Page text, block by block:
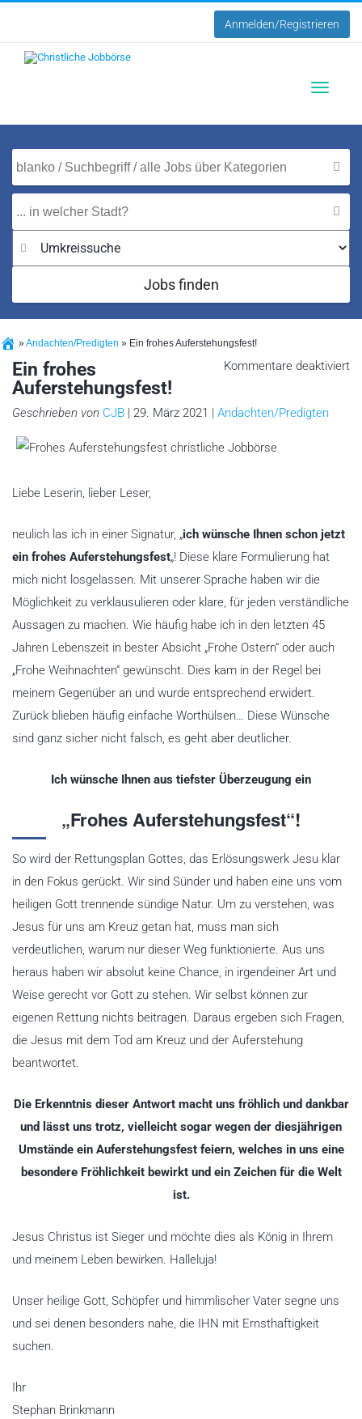
Anmelden/Registrieren
Jobs finden
»Andachten/Predigten » Ein frohes Auferstehungsfest!
Kommentare deaktiviert
Ein frohes
Auferstehungsfest!
Geschrieben von CJB | 29. März 2021 | Andachten/Predigten
Liebe Leserin, lieber Leser,
neulich las ich in einer Signatur, „ich wünsche Ihnen schon jetzt
ein frohes Auferstehungsfest„! Diese klare Formulierung hat
mich nicht losgelassen. Mit unserer Sprache haben wir die
Möglichkeit zu verklausulieren oder klare, für jeden verständliche
Aussagen zu machen. Wie häufig habe ich in den letzten 45
Jahren Lebenszeit in bester Absicht „Frohe Ostern“ oder auch
„Frohe Weihnachten“ gewünscht. Dies kam in der Regel bei
meinem Gegenüber an und wurde entsprechend erwidert.
Zurück blieben häufig einfache Worthülsen… Diese Wünsche
sind ganz sicher nicht falsch, es geht aber deutlicher.
Ich wünsche Ihnen aus tiefster Überzeugung ein
„Frohes Auferstehungsfest“!
So wird der Rettungsplan Gottes, das Erlösungswerk Jesu klar
in den Fokus gerückt. Wir sind Sünder und haben eine uns vom
heiligen Gott trennende sündige Natur. Um zu verstehen, was
Jesus für uns am Kreuz getan hat, muss man sich
verdeutlichen, warum nur dieser Weg funktionierte. Aus uns
heraus haben wir absolut keine Chance, in irgendeiner Art und
Weise gerecht vor Gott zu stehen. Wir selbst können zur
eigenen Rettung nichts beitragen. Daraus ergeben sich Fragen,
die Jesus mit dem Tod am Kreuz und der Auferstehung
beantwortet.
Die Erkenntnis dieser Antwort macht uns fröhlich und dankbar
und lässt uns trotz, vielleicht sogar wegen der diesjährigen
Umstände ein Auferstehungsfest feiern, welches in uns eine
besondere Fröhlichkeit bewirkt und ein Zeichen für die Welt
ist.
Jesus Christus ist Sieger und möchte dies als König in Ihrem
und meinem Leben bewirken. Halleluja!
Unser heilige Gott, Schöpfer und himmlischer Vater segne uns
und sei denen besonders nahe, die IHN mit Ernsthaftigkeit
suchen.
Ihr
Stephan Brinkmann